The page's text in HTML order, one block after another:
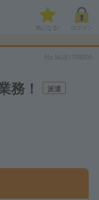
気になる!
No.MJS1708000
務！ 派遣